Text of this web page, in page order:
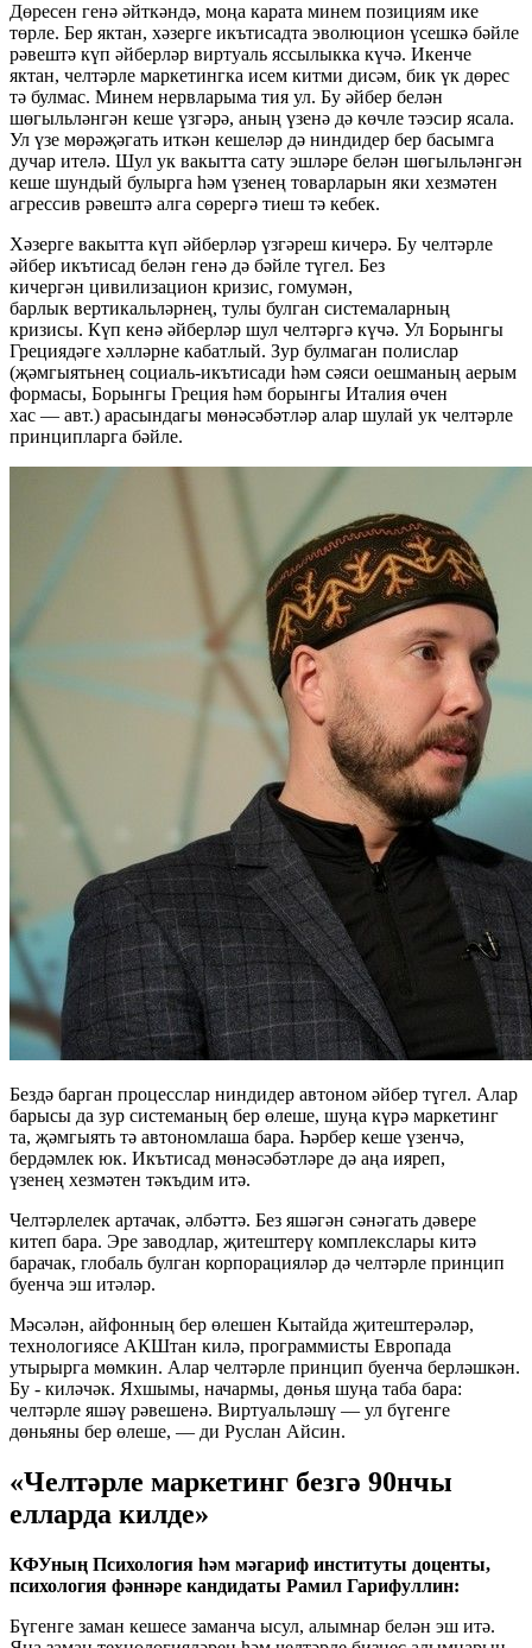
Дөресен генә әйткәндә, моңа карата минем позициям ике
төрле. Бер яктан, хәзерге икътисадта эволюцион үсешкә бәйле
рәвештә күп әйберләр виртуаль яссылыкка күчә. Икенче
яктан, челтәрле маркетингка исем китми дисәм, бик үк дөрес
тә булмас. Минем нервларыма тия ул. Бу әйбер белән
шөгыльләнгән кеше үзгәрә, аның үзенә дә көчле тәэсир ясала.
Ул үзе мөрәҗәгать иткән кешеләр дә ниндидер бер басымга
дучар ителә. Шул ук вакытта сату эшләре белән шөгыльләнгән
кеше шундый булырга һәм үзенең товарларын яки хезмәтен
агрессив рәвештә алга сөрергә тиеш тә кебек.
Хәзерге вакытта күп әйберләр үзгәреш кичерә. Бу челтәрле
әйбер икътисад белән генә дә бәйле түгел. Без
кичергән цивилизацион кризис, гомумән,
барлык вертикальләрнең, тулы булган системаларның
кризисы. Күп кенә әйберләр шул челтәргә күчә. Ул Борынгы
Грециядәге хәлләрне кабатлый. Зур булмаган полислар
(җәмгыятьнең социаль-икътисади һәм сәяси оешманың аерым
формасы, Борынгы Греция һәм борынгы Италия өчен
хас — авт.) арасындагы мөнәсәбәтләр алар шулай ук челтәрле
принципларга бәйле.
Бездә барган процесслар ниндидер автоном әйбер түгел. Алар
барысы да зур системаның бер өлеше, шуңа күрә маркетинг
та, җәмгыять тә автономлаша бара. Һәрбер кеше үзенчә,
бердәмлек юк. Икътисад мөнәсәбәтләре дә аңа ияреп,
үзенең хезмәтен тәкъдим итә.
Челтәрлелек артачак, әлбәттә. Без яшәгән сәнәгать дәвере
китеп бара. Эре заводлар, җитештерү комплекслары китә
барачак, глобаль булган корпорацияләр дә челтәрле принцип
буенча эш итәләр.
Мәсәлән, айфонның бер өлешен Кытайда җитештерәләр,
технологиясе АКШтан килә, программисты Европада
утырырга мөмкин. Алар челтәрле принцип буенча берләшкән.
Бу - киләчәк. Яхшымы, начармы, дөнья шуңа таба бара:
челтәрле яшәү рәвешенә. Виртуальләшү — ул бүгенге
дөньяны бер өлеше, — ди Руслан Айсин.
«Челтәрле маркетинг безгә 90нчы
елларда килде»
КФУның Психология һәм мәгариф институты доценты,
психология фәннәре кандидаты Рамил Гарифуллин:
Бүгенге заман кешесе заманча ысул, алымнар белән эш итә.